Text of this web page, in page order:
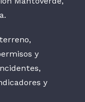
y
y